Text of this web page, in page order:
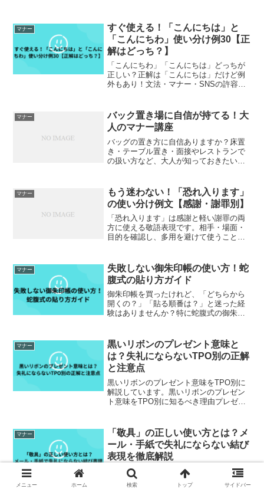
マナー
すぐ使える！「こんにちは」と
「こんにちわ」使い分け例30【正
解はどっち？】
「こんにちわ」「こんにちは」どっちが
正しい？正解は「こんにちは」だけど例
外もあり！文法・マナー・SNSの許容ラ
マナー
バック置き場に自信が持てる！大
人のマナー講座
バッグの置き方に自信ありますか？床置
き・テーブル置き・面接やレストランで
の扱い方など、大人が知っておきたいカ
します。
マナー
もう迷わない！「恐れ入ります」
の使い分け例文【感謝・謝罪別】
「恐れ入ります」は感謝と軽い謝罪の両
方に使える敬語表現です。相手・場面・
目的を確認し、多用を避けて使うことが
す。
マナー
失敗しない御朱印帳の使い方！蛇
腹式の貼り方ガイド
御朱印帳を買ったけれど、「どちらから
開くの？」「貼る順番は？」と迷った経
験はありませんか？特に蛇腹式の御朱印
は、御朱印帳の基本から貼り方のコツ、
順番の正しい考え方まで、...
マナー
黒いリボンのプレゼント意味と
は？失礼にならないTPO別の正解
と注意点
黒いリボンのプレゼント意味をTPO別に
解説しています。黒いリボンのプレゼン
ト意味をTPO別に知るべき理由プレゼン
感があり大人っぽい反面、「縁起が悪い
のでは？」「失礼にあ...
マナー
「敬具」の正しい使い方とは？メ
ール・手紙で失礼にならない結び
表現を徹底解説
「敬具」の正しい使い方をメール・手紙
別に解説。失礼になるケースや「拝」
「以上」との違い、正しい位置・例文ま
メニュー ホーム 検索 トップ サイドバー